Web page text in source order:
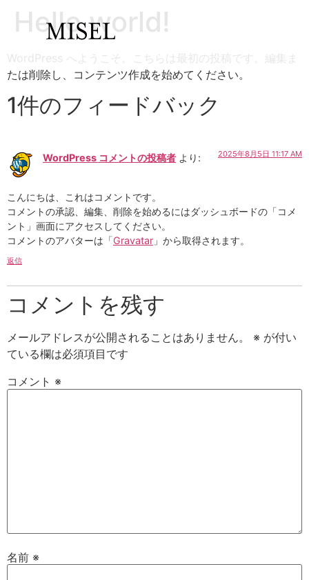
Hello world!
WordPress へようこそ。こちらは最初の投稿です。編集ま
たは削除し、コンテンツ作成を始めてください。
1件のフィードバック
WordPress コメントの投稿者 より: 2025年8月5日 11:17 AM
こんにちは、これはコメントです。
コメントの承認、編集、削除を始めるにはダッシュボードの「コメ
ント」画面にアクセスしてください。
コメントのアバターは「Gravatar 」から取得されます。
返信
コメントを残す
メールアドレスが公開されることはありません。 ※ が付い
ている欄は必須項目です
コメント ※
名前 ※